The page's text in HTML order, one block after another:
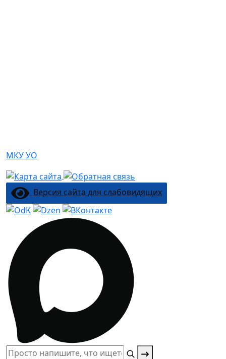
МКУ УО
Версия сайта для слабовидящих
Поиск: